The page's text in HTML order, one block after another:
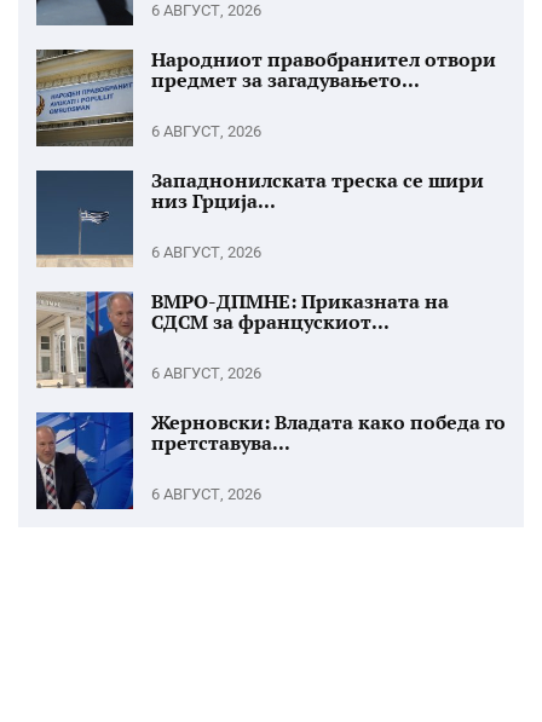
6 АВГУСТ, 2026
Народниот правобранител отвори
предмет за загадувањето...
6 АВГУСТ, 2026
Западнонилската треска се шири
низ Грција...
6 АВГУСТ, 2026
ВМРО-ДПМНЕ: Приказната на
СДСМ за францускиот...
6 АВГУСТ, 2026
Жерновски: Владата како победа го
претставува...
6 АВГУСТ, 2026